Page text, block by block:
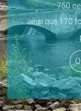
750
ainsi que 170